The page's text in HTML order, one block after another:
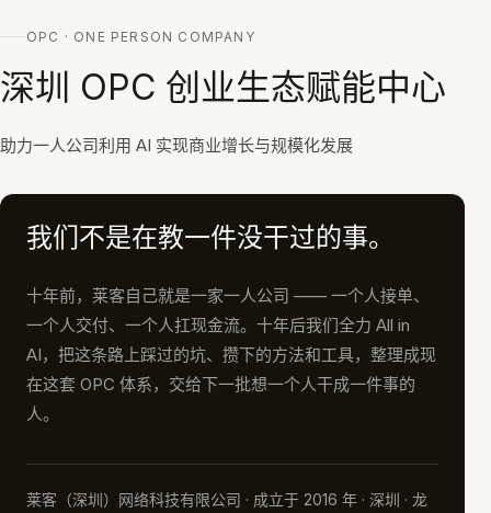
OPC · ONE PERSON COMPANY
深圳 OPC 创业生态赋能中心
助力一人公司利用 AI 实现商业增长与规模化发展
我们不是在教一件没干过的事。
十年前，莱客自己就是一家一人公司 —— 一个人接单、
一个人交付、一个人扛现金流。十年后我们全力 All in
AI，把这条路上踩过的坑、攒下的方法和工具，整理成现
在这套 OPC 体系，交给下一批想一个人干成一件事的
人。
莱客（深圳）网络科技有限公司 · 成立于 2016 年 · 深圳 · 龙